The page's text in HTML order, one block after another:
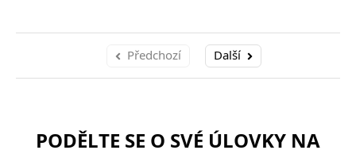
Předchozí Další
PODĚLTE SE O SVÉ ÚLOVKY NA